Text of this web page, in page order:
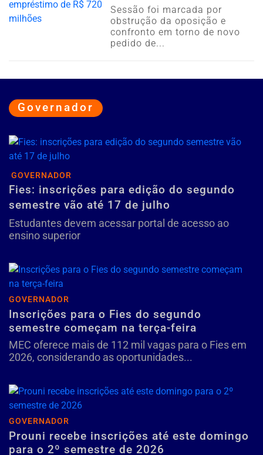
Sessão foi marcada por
obstrução da oposição e
confronto em torno de novo
pedido de...
Governador
GOVERNADOR
Fies: inscrições para edição do segundo
semestre vão até 17 de julho
Estudantes devem acessar portal de acesso ao
ensino superior
GOVERNADOR
Inscrições para o Fies do segundo
semestre começam na terça-feira
MEC oferece mais de 112 mil vagas para o Fies em
2026, considerando as oportunidades...
GOVERNADOR
Prouni recebe inscrições até este domingo
para o 2º semestre de 2026